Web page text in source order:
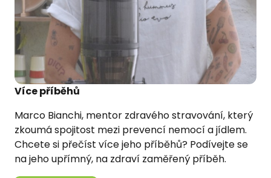
Více příběhů
Marco Bianchi, mentor zdravého stravování, který
zkoumá spojitost mezi prevencí nemocí a jídlem.
Chcete si přečíst více jeho příběhů? Podívejte se
na jeho upřímný, na zdraví zaměřený příběh.